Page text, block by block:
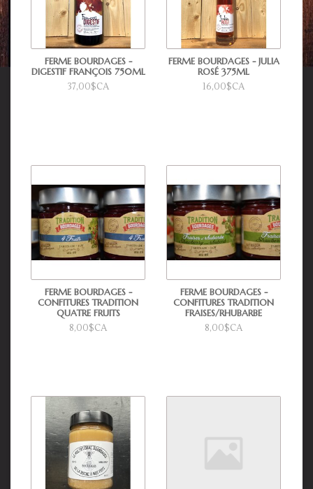
FERME BOURDAGES -
DIGESTIF FRANÇOIS 750ML
37,00$CA
FERME BOURDAGES - JULIA
ROSÉ 375ML
16,00$CA
FERME BOURDAGES -
CONFITURES TRADITION
QUATRE FRUITS
8,00$CA
FERME BOURDAGES -
CONFITURES TRADITION
FRAISES/RHUBARBE
8,00$CA